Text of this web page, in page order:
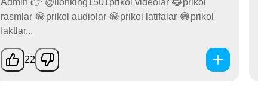
rasmlar 😂prikol audiolar 😂prikol latifalar 😂prikol
faktlar...
22